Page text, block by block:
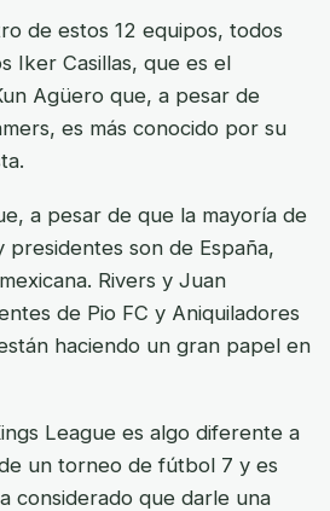
de estos 12 equipos, todos
Iker Casillas, que es el
Agüero que, a pesar de
es más conocido por su
a pesar de que la mayoría de
son de España,
Rivers y Juan
de Pio FC y Aniquiladores
haciendo un gran papel en
League es algo diferente a
un torneo de fútbol 7 y es
considerado que darle una